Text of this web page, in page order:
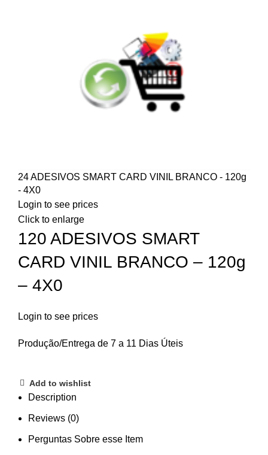
24 ADESIVOS SMART CARD VINIL BRANCO - 120g
- 4X0
Login to see prices
Click to enlarge
120 ADESIVOS SMART
CARD VINIL BRANCO – 120g
– 4X0
Login to see prices
Produção/Entrega de 7 a 11 Dias Úteis
Add to wishlist
Description
Reviews (0)
Perguntas Sobre esse Item